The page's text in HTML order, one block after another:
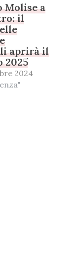
Molise a
il
aprirà il
2025
2024